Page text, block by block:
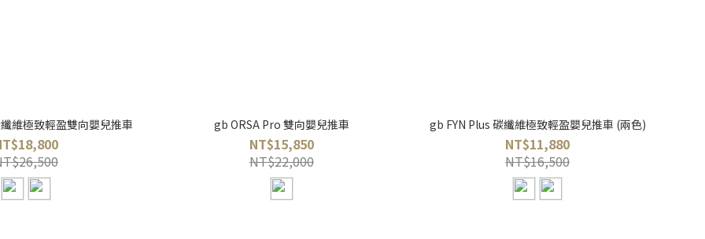
維極致輕盈雙向嬰兒推車 gb ORSA Pro 雙向嬰兒推車
NT$15,850
NT$22,000
gb FYN Plus 碳纖維極致輕盈嬰兒推車 (兩色)
NT$11,880
NT$16,500